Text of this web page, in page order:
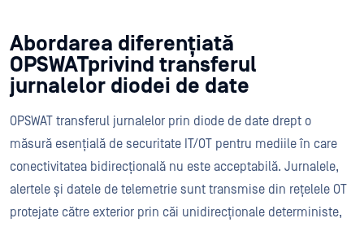
Abordarea diferențiată
OPSWATprivind transferul
jurnalelor diodei de date
OPSWAT transferul jurnalelor prin diode de date drept o
măsură esențială de securitate IT/OT pentru mediile în care
conectivitatea bidirecțională nu este acceptabilă. Jurnalele,
alertele și datele de telemetrie sunt transmise din rețelele OT
protejate către exterior prin căi unidirecționale deterministe,